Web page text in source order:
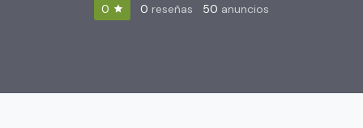
0 0 reseñas 50 anuncios